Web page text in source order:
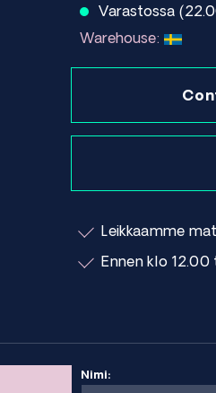
Varastossa
Warehouse:
Leikkaamme
Ennen klo
Nimi: